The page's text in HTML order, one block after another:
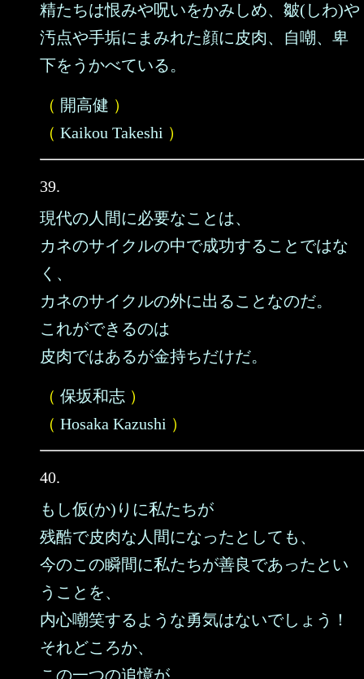
精たちは恨みや呪いをかみしめ、皺(しわ)や
汚点や手垢にまみれた顔に皮肉、自嘲、卑
下をうかべている。
（ 開高健 ）
（ Kaikou Takeshi ）
39.
現代の人間に必要なことは、
カネのサイクルの中で成功することではな
く、
カネのサイクルの外に出ることなのだ。
これができるのは
皮肉ではあるが金持ちだけだ。
（ 保坂和志 ）
（ Hosaka Kazushi ）
40.
もし仮(か)りに私たちが
残酷で皮肉な人間になったとしても、
今のこの瞬間に私たちが善良であったとい
うことを、
内心嘲笑するような勇気はないでしょう！
それどころか、
この一つの追憶が